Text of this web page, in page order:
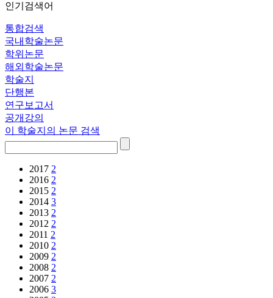
인기검색어
통합검색
국내학술논문
학위논문
해외학술논문
학술지
단행본
연구보고서
공개강의
이 학술지의 논문 검색
2017 2
2016 2
2015 2
2014 3
2013 2
2012 2
2011 2
2010 2
2009 2
2008 2
2007 2
2006 3